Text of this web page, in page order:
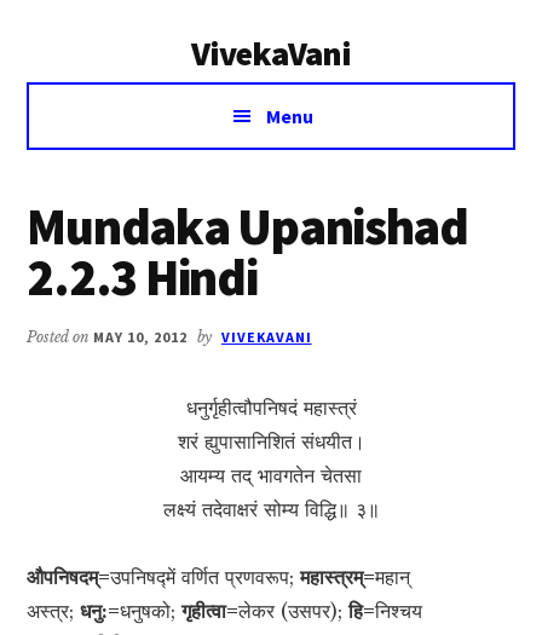
VivekaVani
Voice
Vivekananda
Menu
Mundaka Upanishad
2.2.3 Hindi
Posted on MAY 10, 2012 by VIVEKAVANI
धनुर्गृहीत्वौपनिषदं महास्त्रं
शरं ह्युपासानिशितं संधयीत।
आयम्य तद् भावगतेन चेतसा
लक्ष्यं तदेवाक्षरं सोम्य विद्धि॥ ३॥
औपनिषदम्=उपनिषद्‍में वर्णित प्रणवरूप;महास्त्रम्=महान्
अस्त्र;धनु:=धनुषको;गृहीत्वा=लेकर (उसपर);हि=निश्चय